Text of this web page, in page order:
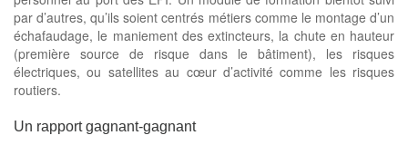
par d’autres, qu’ils soient centrés métiers comme le montage d’un
échafaudage, le maniement des extincteurs, la chute en hauteur
(première source de risque dans le bâtiment), les risques
électriques, ou satellites au cœur d’activité comme les risques
routiers.
Un rapport gagnant-gagnant